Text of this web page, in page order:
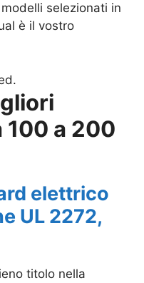
selezionati in
è il vostro
100 a 200
elettrico
UL 2272,
titolo nella